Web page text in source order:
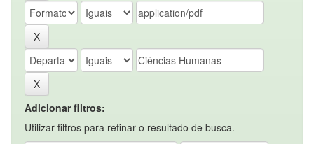
Adicionar filtros:
Utilizar filtros para refinar o resultado de busca.